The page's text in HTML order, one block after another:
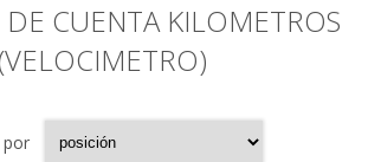
DE CUENTA KILOMETROS
por